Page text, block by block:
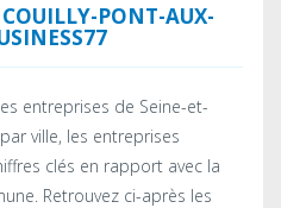
COUILLY-PONT-AUX-
entreprises de Seine-et-
ville, les entreprises
clés en rapport avec la
Retrouvez ci-après les